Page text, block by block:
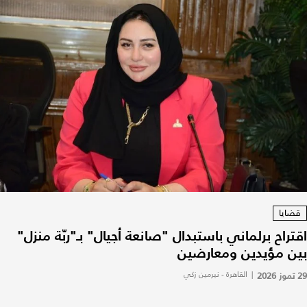
قضايا
اقتراح برلماني باستبدال "صانعة أجيال" بـ"ربّة منزل"
بين مؤيدين ومعارضين
29 تموز 2026 | القاهرة - نيرمين زكي